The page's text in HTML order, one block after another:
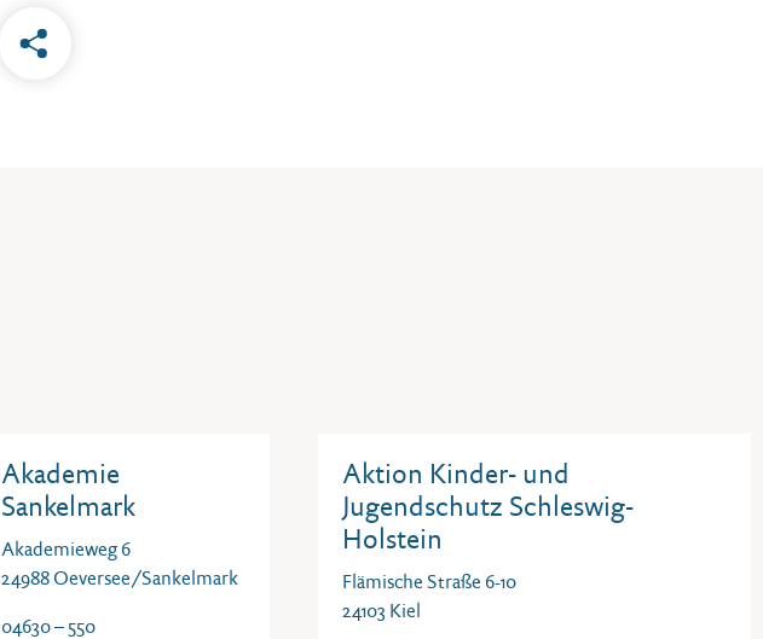
Akademie
Sankelmark
Akademieweg 6
24988 Oeversee/Sankelmark
04630 – 550
Aktion Kinder- und
Jugendschutz Schleswig-
Holstein
Flämische Straße 6-10
24103 Kiel